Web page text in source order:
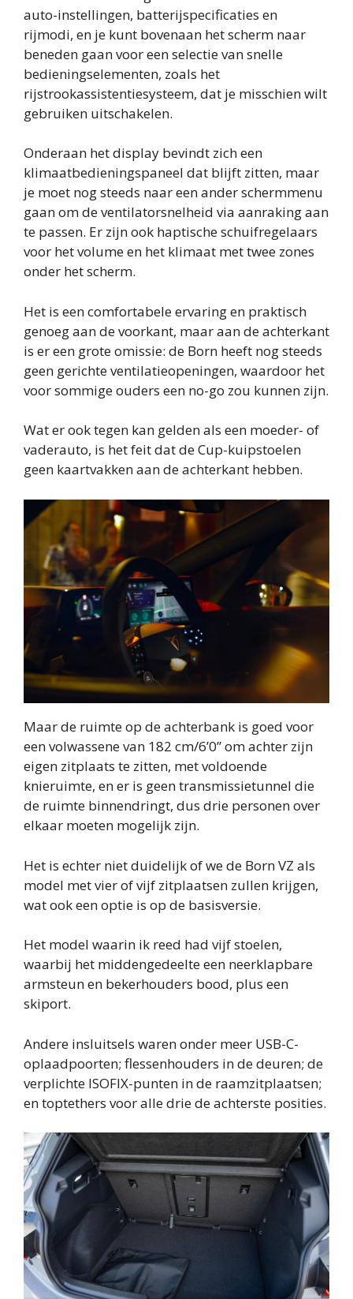
auto-instellingen, batterijspecificaties en
rijmodi, en je kunt bovenaan het scherm naar
beneden gaan voor een selectie van snelle
bedieningselementen, zoals het
rijstrookassistentiesysteem, dat je misschien wilt
gebruiken uitschakelen.
Onderaan het display bevindt zich een
klimaatbedieningspaneel dat blijft zitten, maar
je moet nog steeds naar een ander schermmenu
gaan om de ventilatorsnelheid via aanraking aan
te passen. Er zijn ook haptische schuifregelaars
voor het volume en het klimaat met twee zones
onder het scherm.
Het is een comfortabele ervaring en praktisch
genoeg aan de voorkant, maar aan de achterkant
is er een grote omissie: de Born heeft nog steeds
geen gerichte ventilatieopeningen, waardoor het
voor sommige ouders een no-go zou kunnen zijn.
Wat er ook tegen kan gelden als een moeder- of
vaderauto, is het feit dat de Cup-kuipstoelen
geen kaartvakken aan de achterkant hebben.
Maar de ruimte op de achterbank is goed voor
een volwassene van 182 cm/6’0” om achter zijn
eigen zitplaats te zitten, met voldoende
knieruimte, en er is geen transmissietunnel die
de ruimte binnendringt, dus drie personen over
elkaar moeten mogelijk zijn.
Het is echter niet duidelijk of we de Born VZ als
model met vier of vijf zitplaatsen zullen krijgen,
wat ook een optie is op de basisversie.
Het model waarin ik reed had vijf stoelen,
waarbij het middengedeelte een neerklapbare
armsteun en bekerhouders bood, plus een
skiport.
Andere insluitsels waren onder meer USB-C-
oplaadpoorten; flessenhouders in de deuren; de
verplichte ISOFIX-punten in de raamzitplaatsen;
en toptethers voor alle drie de achterste posities.